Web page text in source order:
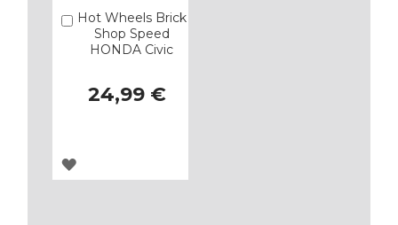
Hot Wheels Brick
Shop Speed
HONDA Civic
24,99 €
Añadir
AGREGAR